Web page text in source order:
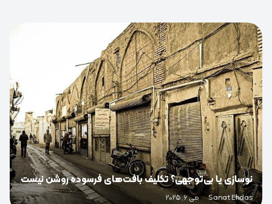
0
نوسازی یا بی‌توجهی؟ تکلیف بافت‌های فرسوده روشن نیست
Sanat Ehdas
· می 6, 2025